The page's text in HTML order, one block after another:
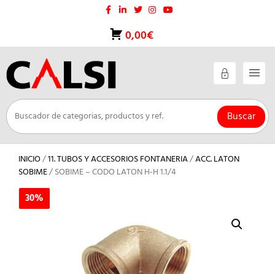
0,00€
Buscar
INICIO/11. TUBOS Y ACCESORIOS FONTANERIA/ACC. LATON
SOBIME/ SOBIME – CODO LATON H-H 1.1/4
30%
30%